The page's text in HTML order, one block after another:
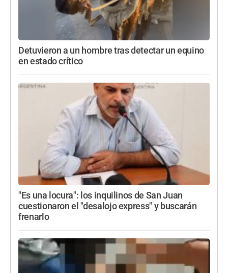
Detuvieron a un hombre tras detectar un equino
en estado crítico
"Es una locura": los inquilinos de San Juan
cuestionaron el "desalojo express" y buscarán
frenarlo